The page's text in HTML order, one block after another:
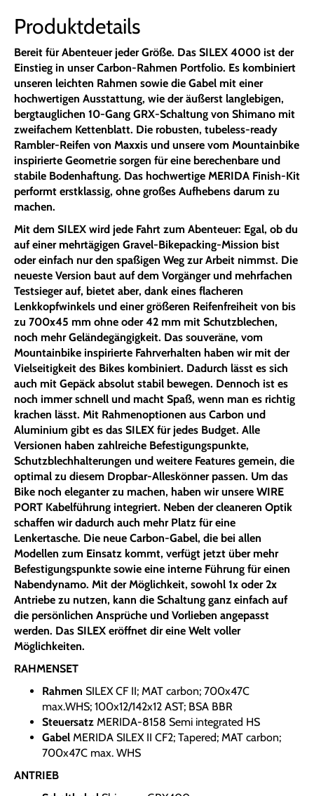
Produktdetails
Bereit für Abenteuer jeder Größe. Das SILEX 4000 ist der
Einstieg in unser Carbon-Rahmen Portfolio. Es kombiniert
unseren leichten Rahmen sowie die Gabel mit einer
hochwertigen Ausstattung, wie der äußerst langlebigen,
bergtauglichen 10-Gang GRX-Schaltung von Shimano mit
zweifachem Kettenblatt. Die robusten, tubeless-ready
Rambler-Reifen von Maxxis und unsere vom Mountainbike
inspirierte Geometrie sorgen für eine berechenbare und
stabile Bodenhaftung. Das hochwertige MERIDA Finish-Kit
performt erstklassig, ohne großes Aufhebens darum zu
machen.
Mit dem SILEX wird jede Fahrt zum Abenteuer: Egal, ob du
auf einer mehrtägigen Gravel-Bikepacking-Mission bist
oder einfach nur den spaßigen Weg zur Arbeit nimmst. Die
neueste Version baut auf dem Vorgänger und mehrfachen
Testsieger auf, bietet aber, dank eines flacheren
Lenkkopfwinkels und einer größeren Reifenfreiheit von bis
zu 700x45 mm ohne oder 42 mm mit Schutzblechen,
noch mehr Geländegängigkeit. Das souveräne, vom
Mountainbike inspirierte Fahrverhalten haben wir mit der
Vielseitigkeit des Bikes kombiniert. Dadurch lässt es sich
auch mit Gepäck absolut stabil bewegen. Dennoch ist es
noch immer schnell und macht Spaß, wenn man es richtig
krachen lässt. Mit Rahmenoptionen aus Carbon und
Aluminium gibt es das SILEX für jedes Budget. Alle
Versionen haben zahlreiche Befestigungspunkte,
Schutzblechhalterungen und weitere Features gemein, die
optimal zu diesem Dropbar-Alleskönner passen. Um das
Bike noch eleganter zu machen, haben wir unsere WIRE
PORT Kabelführung integriert. Neben der cleaneren Optik
schaffen wir dadurch auch mehr Platz für eine
Lenkertasche. Die neue Carbon-Gabel, die bei allen
Modellen zum Einsatz kommt, verfügt jetzt über mehr
Befestigungspunkte sowie eine interne Führung für einen
Nabendynamo. Mit der Möglichkeit, sowohl 1x oder 2x
Antriebe zu nutzen, kann die Schaltung ganz einfach auf
die persönlichen Ansprüche und Vorlieben angepasst
werden. Das SILEX eröffnet dir eine Welt voller
Möglichkeiten.
RAHMENSET
Rahmen SILEX CF II; MAT carbon; 700x47C
max.WHS; 100x12/142x12 AST; BSA BBR
Steuersatz MERIDA-8158 Semi integrated HS
Gabel MERIDA SILEX II CF2; Tapered; MAT carbon;
700x47C max. WHS
ANTRIEB